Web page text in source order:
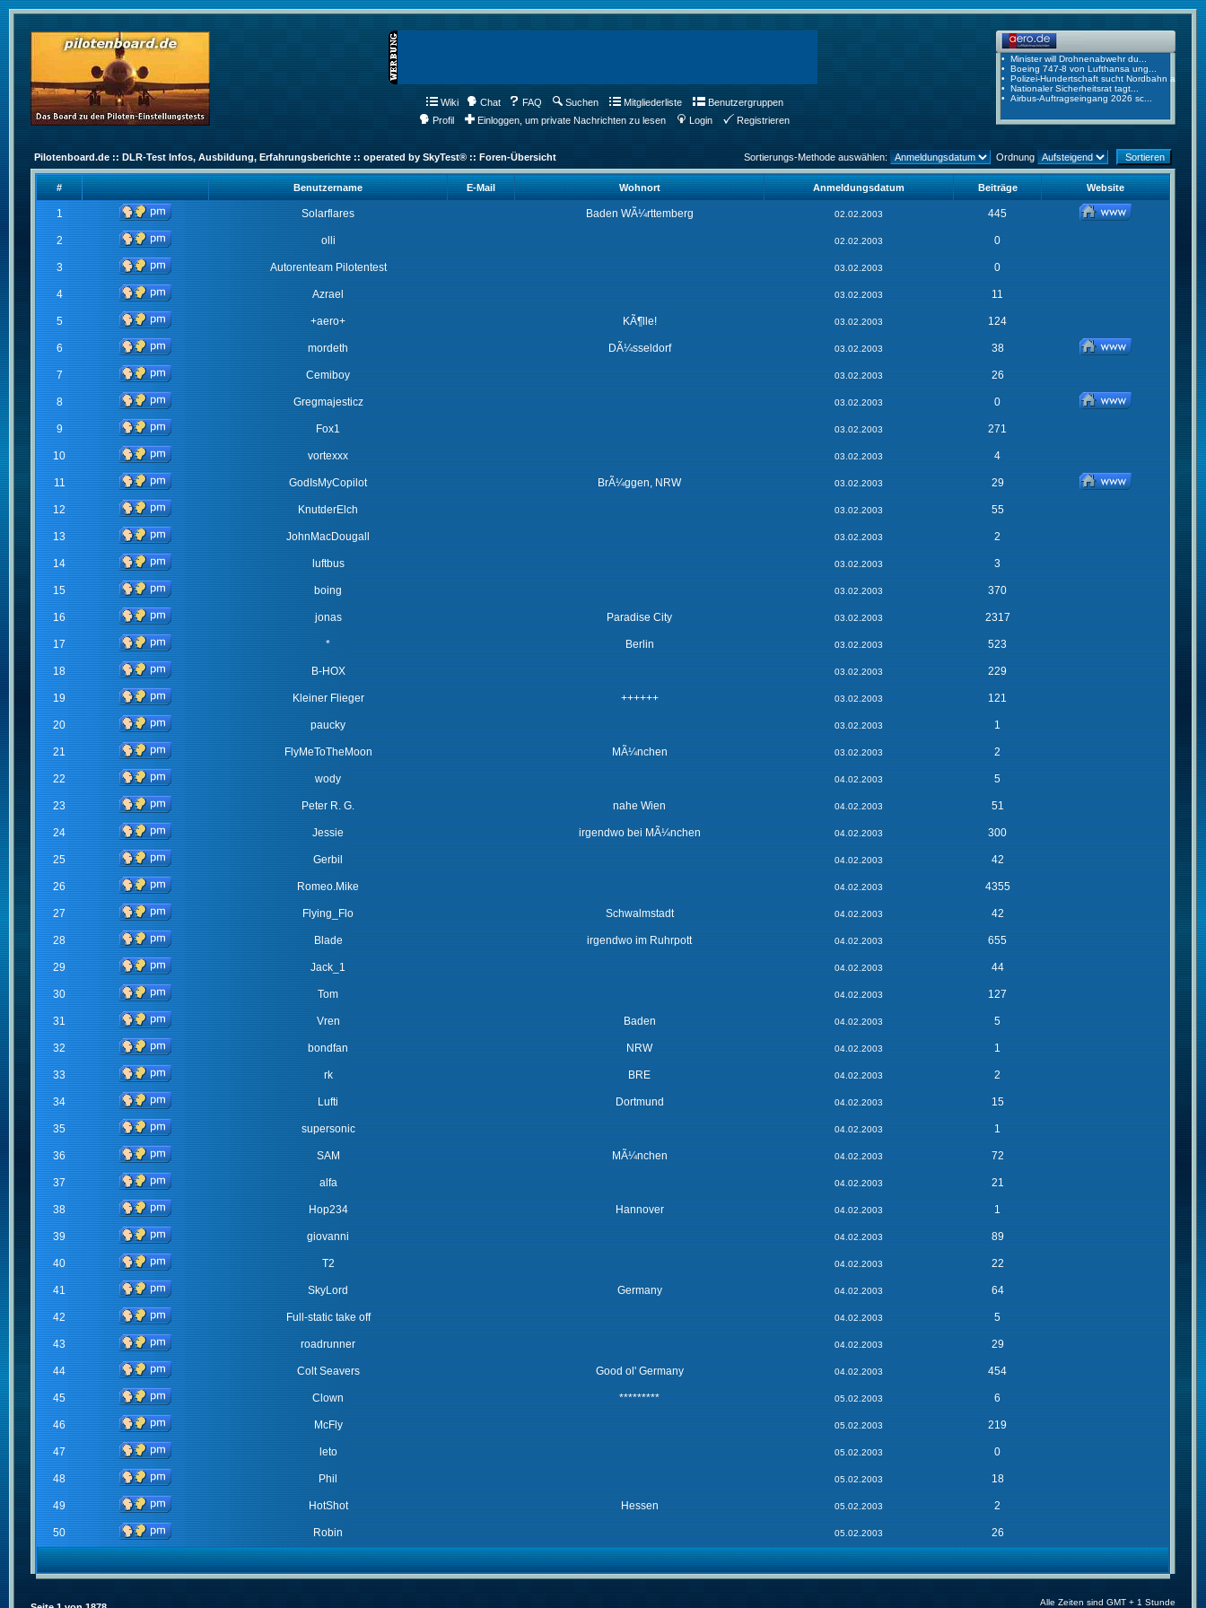
Wiki Chat FAQ Suchen Mitgliederliste
Benutzergruppen
Profil
Einloggen, um private Nachrichten zu lesen Login Registrieren
Pilotenboard.de :: DLR-Test Infos, Ausbildung, Erfahrungsberichte :: operated by SkyTest® :: Foren-Übersicht Sortierungs-Methode auswählen: Ordnung
# Benutzername E-Mail Wohnort Anmeldungsdatum Beiträge Website
1 Solarflares Baden WÃ¼rttemberg 02.02.2003 445
2 olli 02.02.2003 0
3 Autorenteam Pilotentest 03.02.2003 0
4 Azrael 03.02.2003 11
5 +aero+ KÃ¶lle! 03.02.2003 124
6 mordeth DÃ¼sseldorf 03.02.2003 38
7 Cemiboy 03.02.2003 26
8 Gregmajesticz 03.02.2003 0
9 Fox1 03.02.2003 271
10 vortexxx 03.02.2003 4
11 GodIsMyCopilot BrÃ¼ggen, NRW 03.02.2003 29
12 KnutderElch 03.02.2003 55
13 JohnMacDougall 03.02.2003 2
14 luftbus 03.02.2003 3
15 boing 03.02.2003 370
16 jonas Paradise City 03.02.2003 2317
17 * Berlin 03.02.2003 523
18 B-HOX 03.02.2003 229
19 Kleiner Flieger ++++++ 03.02.2003 121
20 paucky 03.02.2003 1
21 FlyMeToTheMoon MÃ¼nchen 03.02.2003 2
22 wody 04.02.2003 5
23 Peter R. G. nahe Wien 04.02.2003 51
24 Jessie irgendwo bei MÃ¼nchen 04.02.2003 300
25 Gerbil 04.02.2003 42
26 Romeo.Mike 04.02.2003 4355
27 Flying_Flo Schwalmstadt 04.02.2003 42
28 Blade irgendwo im Ruhrpott 04.02.2003 655
29 Jack_1 04.02.2003 44
30 Tom 04.02.2003 127
31 Vren Baden 04.02.2003 5
32 bondfan NRW 04.02.2003 1
33 rk BRE 04.02.2003 2
34 Lufti Dortmund 04.02.2003 15
35 supersonic 04.02.2003 1
36 SAM MÃ¼nchen 04.02.2003 72
37 alfa 04.02.2003 21
38 Hop234 Hannover 04.02.2003 1
39 giovanni 04.02.2003 89
40 T2 04.02.2003 22
41 SkyLord Germany 04.02.2003 64
42 Full-static take off 04.02.2003 5
43 roadrunner 04.02.2003 29
44 Colt Seavers Good ol' Germany 04.02.2003 454
45 Clown ********* 05.02.2003 6
46 McFly 05.02.2003 219
47 leto 05.02.2003 0
48 Phil 05.02.2003 18
49 HotShot Hessen 05.02.2003 2
50 Robin 05.02.2003 26
Alle Zeiten sind GMT + 1 Stunde